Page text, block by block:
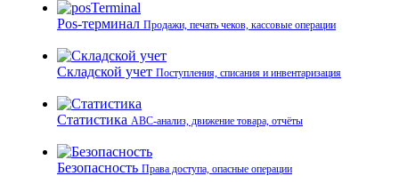
Pos-терминал Продажи, печать чеков, кассовые операции
Складской учет Поступления, списания и инвентаризация
Статистика ABC-анализ, движение товара, отчёты
Безопасность Права доступа, опасные операции